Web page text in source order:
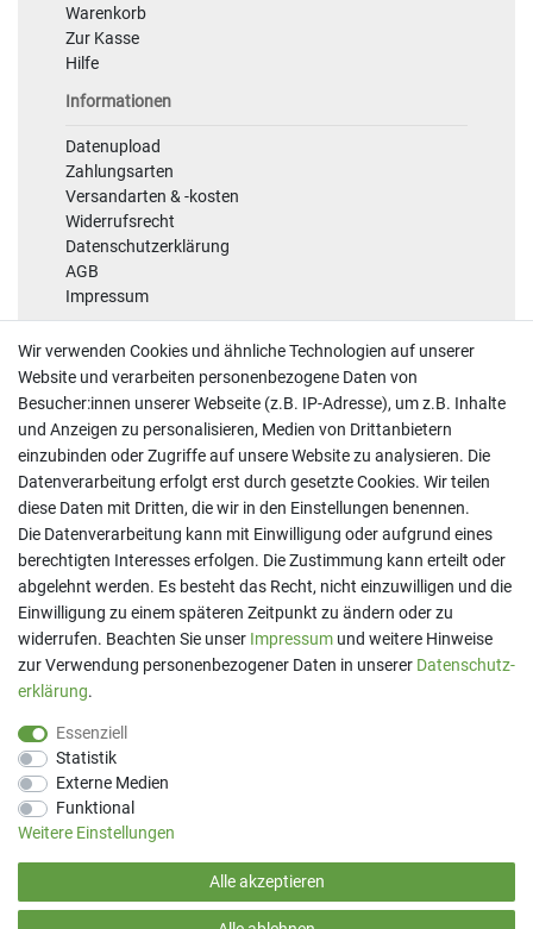
Warenkorb
Zur Kasse
Hilfe
Informationen
Datenupload
Zahlungsarten
Versandarten & -kosten
Widerrufsrecht
Datenschutzerklärung
AGB
Impressum
Kontakt
Telefon:07191 - 9 33 21 80
E-Mail:info@printaro.de
Bürozeiten
Mo - Fr 09:00 Uhr - 13:00 Uhr
(*) Preise inkl. MwSt. zzglVersandkosten
Wir verwenden Cookies und ähnliche Technologien auf unserer
Website und verarbeiten personenbezogene Daten von
Besucher:innen unserer Webseite (z.B. IP-Adresse), um z.B. Inhalte
und Anzeigen zu personalisieren, Medien von Drittanbietern
einzubinden oder Zugriffe auf unsere Website zu analysieren. Die
Datenverarbeitung erfolgt erst durch gesetzte Cookies. Wir teilen
diese Daten mit Dritten, die wir in den Einstellungen benennen.
Die Datenverarbeitung kann mit Einwilligung oder aufgrund eines
berechtigten Interesses erfolgen. Die Zustimmung kann erteilt oder
abgelehnt werden. Es besteht das Recht, nicht einzuwilligen und die
Einwilligung zu einem späteren Zeitpunkt zu ändern oder zu
widerrufen. Beachten Sie unser Impressum und weitere Hinweise
zur Verwendung personenbezogener Daten in unserer Daten­schutz­
erklärung.
Essenziell
Statistik
Externe Medien
Funktional
Weitere Einstellungen
Alle akzeptieren